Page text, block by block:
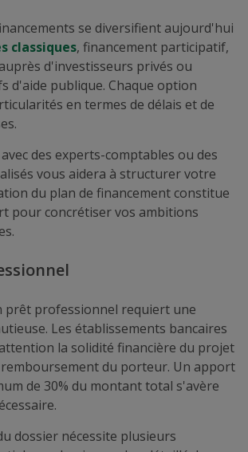
se diversifient aujourd'hui
classiques, financement participatif,
d'investisseurs privés ou
d'aide publique. Chaque option
en termes de délais et de
des experts-comptables ou des
vous aidera à structurer votre
du plan de financement constitue
pour concrétiser vos ambitions
prêt professionnel requiert une
Les établissements bancaires
la solidité financière du projet
remboursement du porteur. Un apport
de 30% du montant total s'avère
dossier nécessite plusieurs